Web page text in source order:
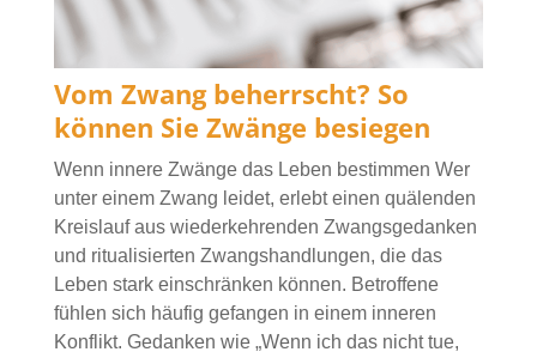
Vom Zwang beherrscht? So
können Sie Zwänge besiegen
Wenn innere Zwänge das Leben bestimmen Wer
unter einem Zwang leidet, erlebt einen quälenden
Kreislauf aus wiederkehrenden Zwangsgedanken
und ritualisierten Zwangshandlungen, die das
Leben stark einschränken können. Betroffene
fühlen sich häufig gefangen in einem inneren
Konflikt. Gedanken wie „Wenn ich das nicht tue,